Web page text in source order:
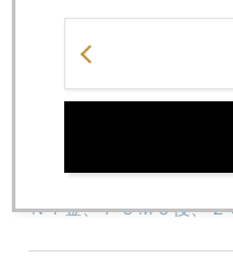
2024年05月07日
国内金価格は「介入」次
2024年05月07日
ＮＹ金、ＦＯＭＣ後、２